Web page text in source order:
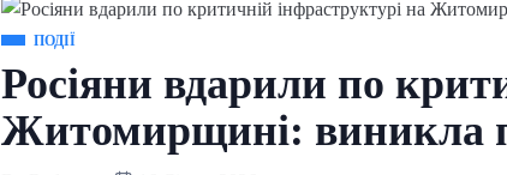
ПОДІЇ
Росіяни вдарили по
Житомирщині: виникла